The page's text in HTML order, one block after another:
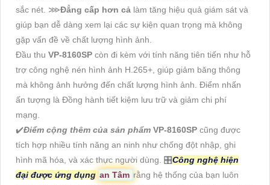
sắc nét. ⋙Đẳng cấp hơn cả làm tăng hiệu quả giám sát và
giúp bạn dễ dàng xem lại các sự kiện quan trọng mà không
gặp vấn đề về chất lượng hình ảnh.
Đầu thu VP-8160SP còn đi kèm với tính năng tiên tiến như hỗ
trợ công nghệ nén hình ảnh H.265+, giúp giảm băng thông
mà không ảnh hưởng đến chất lượng hình ảnh. Điểm nhấn
ấn tượng là Đồng hành tiết kiệm lưu trữ và giảm chi phí
mạng.
✔️Điểm cộng thêm của sản phẩm VP-8160SP cũng được
tích hợp nhiều tính năng an ninh như chống đột nhập, ghi
hình mã hóa, và xác thực người dùng. 🎛Công nghệ hiện
đại được ứng dụng an Tâm rằng hệ thống của bạn luôn